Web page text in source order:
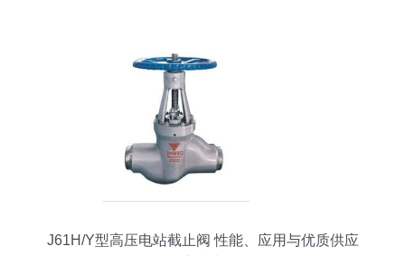
J61H/Y型高压电站截止阀 性能、应用与优质供应